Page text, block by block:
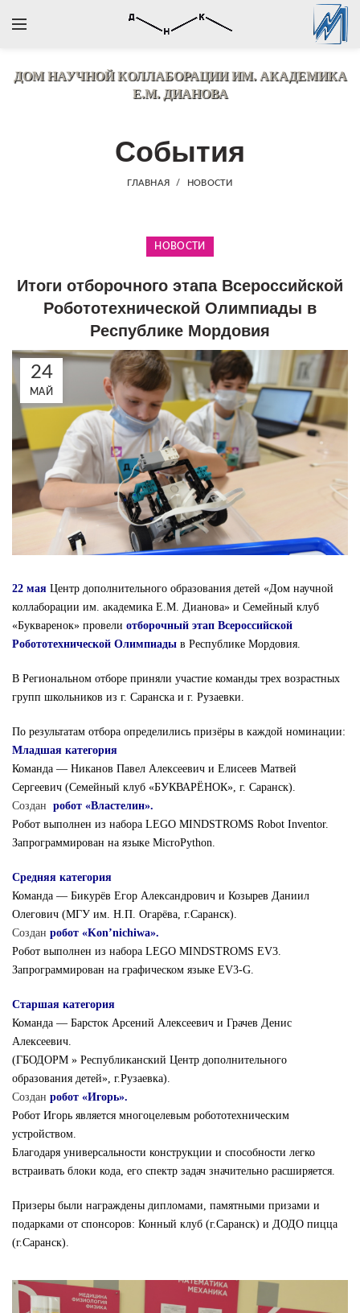
ДОМ НАУЧНОЙ КОЛЛАБОРАЦИИИМ. АКАДЕМИКА
Е.М. ДИАНОВА
События
ГЛАВНАЯ НОВОСТИ
НОВОСТИ
Итоги отборочного этапа Всероссийской
Робототехнической Олимпиады в
Республике Мордовия
24
МАЙ
22 мая Центр дополнительного образования детей «Дом научной
коллаборации им. академика Е.М. Дианова» и Семейный клуб
«Букваренок» провели отборочный этап Всероссийской
Робототехнической Олимпиады в Республике Мордовия.
В Региональном отборе приняли участие команды трех возрастных
групп школьников из г. Саранска и г. Рузаевки.
По результатам отбора определились призёры в каждой номинации:
Младшая категория
Команда — Никанов Павел Алексеевич и Елисеев Матвей
Сергеевич (Семейный клуб «БУКВАРЁНОК», г. Саранск).
Создан робот «Властелин».
Робот выполнен из набора LEGO MINDSTROMS Robot Inventor.
Запрограммирован на языке MicroPython.
Средняя категория
Команда — Бикурёв Егор Александрович и Козырев Даниил
Олегович (МГУ им. Н.П. Огарёва, г.Саранск).
Создан робот «Kon’nichiwa».
Робот выполнен из набора LEGO MINDSTROMS EV3.
Запрограммирован на графическом языке EV3-G.
Старшая категория
Команда — Барсток Арсений Алексеевич и Грачев Денис
Алексеевич.
(ГБОДОРМ » Республиканский Центр дополнительного
образования детей», г.Рузаевка).
Создан робот «Игорь».
Робот Игорь является многоцелевым робототехническим
устройством.
Благодаря универсальности конструкции и способности легко
встраивать блоки кода, его спектр задач значительно расширяется.
Призеры были награждены дипломами, памятными призами и
подарками от спонсоров: Конный клуб (г.Саранск) и ДОДО пицца
(г.Саранск).